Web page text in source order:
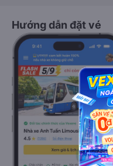
Hướng dẫn đặt vé